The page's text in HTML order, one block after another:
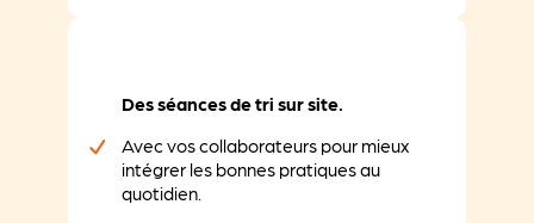
Des séances de tri sur site.
Avec vos collaborateurs pour mieux
intégrer les bonnes pratiques au
quotidien.